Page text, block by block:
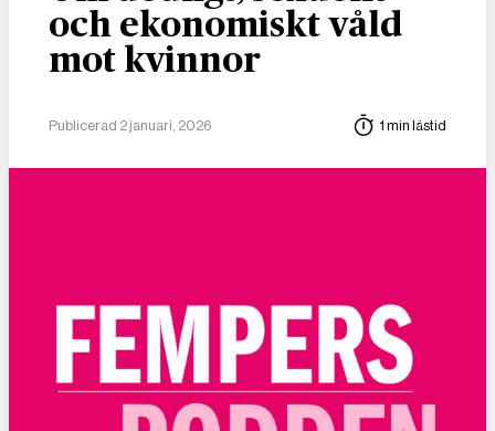
och ekonomiskt våld
mot kvinnor
Publicerad 2 januari, 2026 1 min lästid